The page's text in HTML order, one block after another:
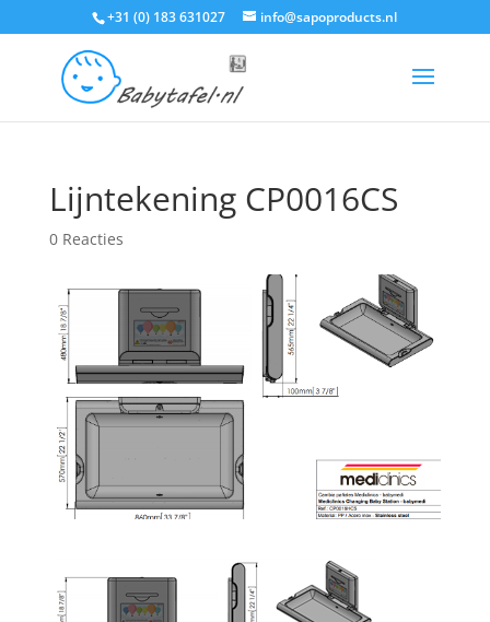
+31 (0) 183 631027 info@sapoproducts.nl
Lijntekening CP0016CS
0 Reacties